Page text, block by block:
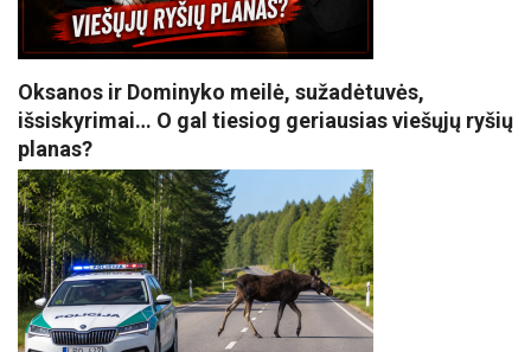
Oksanos ir Dominyko meilė, sužadėtuvės,
išsiskyrimai… O gal tiesiog geriausias viešųjų ryšių
planas?